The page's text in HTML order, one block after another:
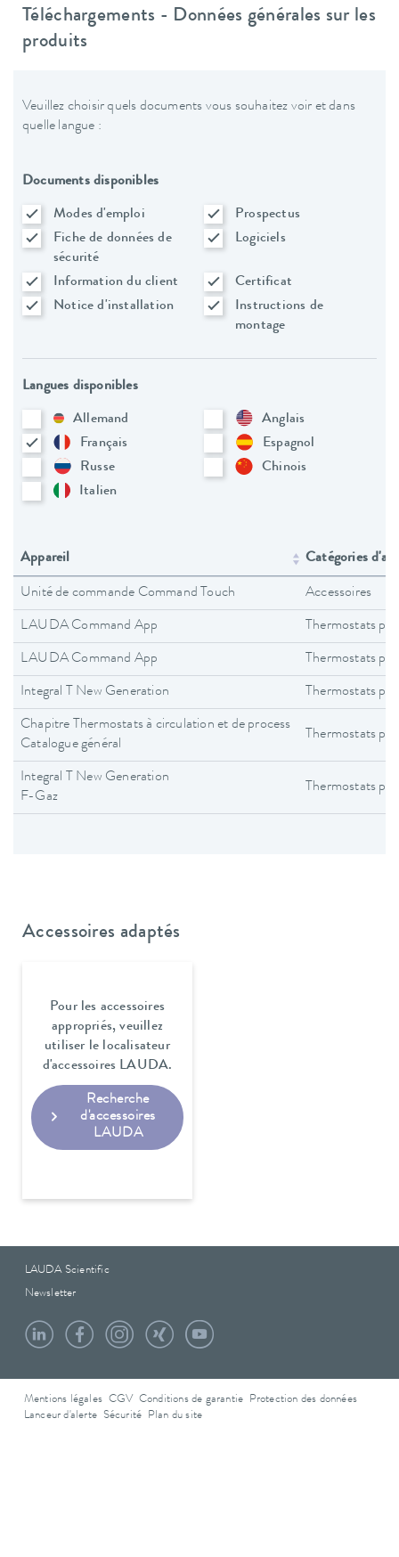
Téléchargements - Données générales sur les
produits
Veuillez choisir quels documents vous souhaitez voir et dans
quelle langue :
Documents disponibles
Modes d'emploi
Prospectus
Fiche de données de
sécurité
Logiciels
Information du client
Certificat
Notice d'installation
Instructions de
montage
Langues disponibles
Allemand
Anglais
Français
Espagnol
Russe
Chinois
Italien
Appareil Catégories
Unité de commande Command Touch Accessoires
LAUDA Command App Thermostats
LAUDA Command App Thermostats
Integral T New Generation Thermostats
Chapitre Thermostats à circulation et de process
Catalogue général
Thermostats
Integral T New Generation
F-Gaz
Thermostats
Accessoires adaptés
Pour les accessoires
appropriés, veuillez
utiliser le localisateur
d'accessoires LAUDA.
Recherche
d'accessoires
LAUDA
LAUDA Scientific
Newsletter
Mentions légales CGV Conditions de garantie
Protection des données
Lanceur d'alerte Sécurité Plan du site